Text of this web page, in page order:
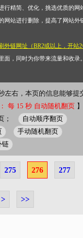
行精简、优化，挑选优质的网
网站进行删除，提高了网站外
外链网址（BR2或以上，开站
面，同时为你带来流量和收录
左右，本页的信息能够提
每 15 秒 自动随机翻页 】
；
自动顺序翻页
手动随机翻页
链
275 276 277
> >>